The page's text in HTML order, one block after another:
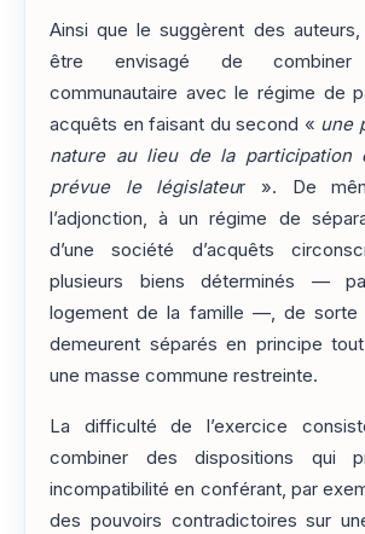
Ainsi que le suggèrent des auteurs,
être envisagé de
communautaire avec le régime de
acquêts en faisant du second « une
nature au lieu de la participation
prévue le législateur ». De
l’adjonction, à un régime de
d’une société d’acquêts
plusieurs biens déterminés —
logement de la famille —, de sorte
demeurent séparés en principe
une masse commune restreinte.
La difficulté de l’exercice
combiner des dispositions qui
incompatibilité en conférant, par
des pouvoirs contradictoires sur